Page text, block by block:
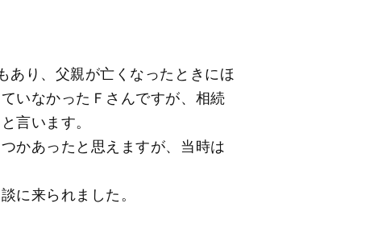
あり、父親が亡くなったときにほ
いなかったＦさんですが、相続
言います。
かあったと思えますが、当時は
に来られました。